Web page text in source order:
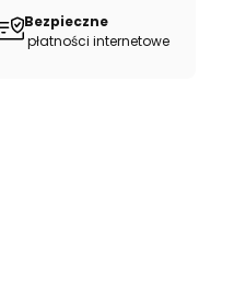
Bezpieczne
płatności internetowe